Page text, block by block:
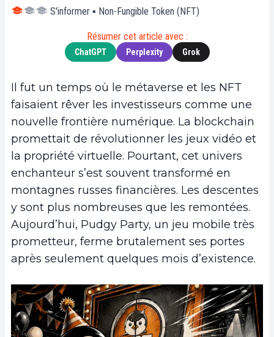
S'informer ▪ Non-Fungible Token (NFT)
Résumer cet article avec :
ChatGPT Perplexity Grok
Il fut un temps où le métaverse et les NFT
faisaient rêver les investisseurs comme une
nouvelle frontière numérique. La blockchain
promettait de révolutionner les jeux vidéo et
la propriété virtuelle. Pourtant, cet univers
enchanteur s’est souvent transformé en
montagnes russes financières. Les descentes
y sont plus nombreuses que les remontées.
Aujourd’hui, Pudgy Party, un jeu mobile très
prometteur, ferme brutalement ses portes
après seulement quelques mois d’existence.